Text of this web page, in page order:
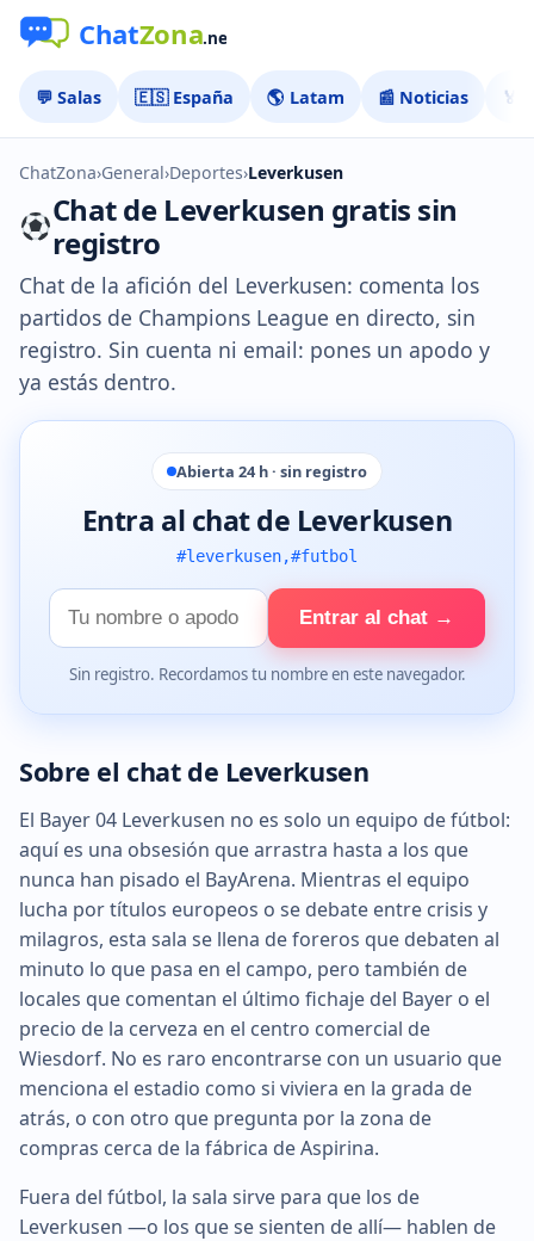
💬 Salas 🇪🇸 España 🌎 Latam 📰 Noticias 🏅
ChatZona›General›Deportes›Leverkusen
Chat de Leverkusen gratis sin
registro
Chat de la afición del Leverkusen: comenta los
partidos de Champions League en directo, sin
registro. Sin cuenta ni email: pones un apodo y
ya estás dentro.
Abierta 24 h · sin registro
Entra al chat de Leverkusen
#leverkusen,#futbol
Tu
nombre
Entrar al chat →
Sin registro. Recordamos tu nombre en este navegador.
Sobre el chat de Leverkusen
El Bayer 04 Leverkusen no es solo un equipo de fútbol:
aquí es una obsesión que arrastra hasta a los que
nunca han pisado el BayArena. Mientras el equipo
lucha por títulos europeos o se debate entre crisis y
milagros, esta sala se llena de foreros que debaten al
minuto lo que pasa en el campo, pero también de
locales que comentan el último fichaje del Bayer o el
precio de la cerveza en el centro comercial de
Wiesdorf. No es raro encontrarse con un usuario que
menciona el estadio como si viviera en la grada de
atrás, o con otro que pregunta por la zona de
compras cerca de la fábrica de Aspirina.
Fuera del fútbol, la sala sirve para que los de
Leverkusen —o los que se sienten de allí— hablen de